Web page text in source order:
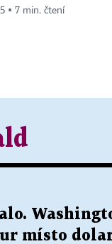
▪ 7 min. čtení
místo